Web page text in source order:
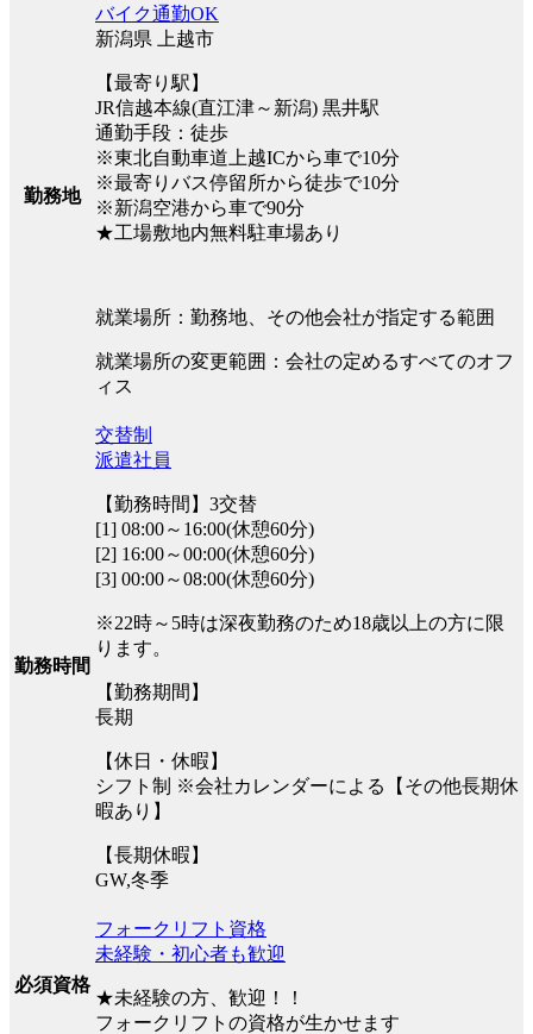
勤務地
バイク通勤OK
新潟県 上越市
【最寄り駅】
JR信越本線(直江津～新潟) 黒井駅
通勤手段：徒歩
※東北自動車道上越ICから車で10分
※最寄りバス停留所から徒歩で10分
※新潟空港から車で90分
★工場敷地内無料駐車場あり
就業場所：勤務地、その他会社が指定する範囲
就業場所の変更範囲：会社の定めるすべてのオフ
ィス
勤務時間
交替制
派遣社員
【勤務時間】3交替
[1] 08:00～16:00(休憩60分)
[2] 16:00～00:00(休憩60分)
[3] 00:00～08:00(休憩60分)
※22時～5時は深夜勤務のため18歳以上の方に限
ります。
【勤務期間】
長期
【休日・休暇】
シフト制 ※会社カレンダーによる【その他長期休
暇あり】
【長期休暇】
GW,冬季
必須資格
フォークリフト資格
未経験・初心者も歓迎
★未経験の方、歓迎！！
フォークリフトの資格が生かせます